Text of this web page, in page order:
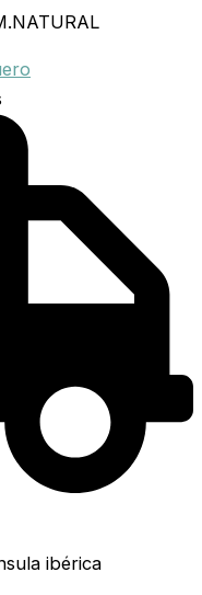
ibérica